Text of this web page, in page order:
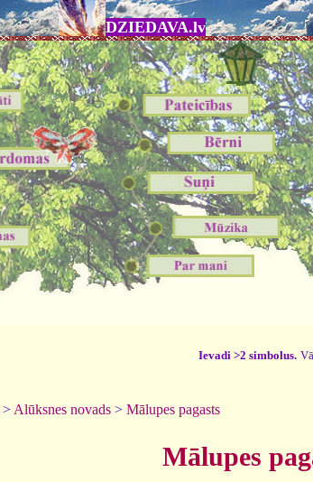
DZIEDAVA.lv
Ievadi >2 simbolus.
> Alūksnes novads > Mālupes pagasts
Mālupes